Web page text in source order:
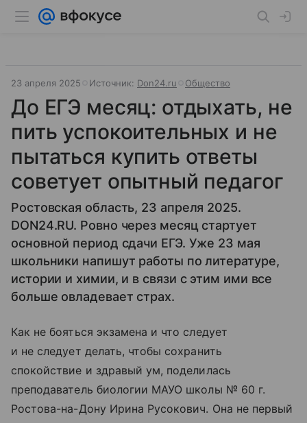
23 апреля 2025 Источник: Don24.ru Общество
До ЕГЭ месяц: отдыхать, не
пить успокоительных и не
пытаться купить ответы
советует опытный педагог
Ростовская область, 23 апреля 2025.
DON24.RU. Ровно через месяц стартует
основной период сдачи ЕГЭ. Уже 23 мая
школьники напишут работы по литературе,
истории и химии, и в связи с этим ими все
больше овладевает страх.
Как не бояться экзамена и что следует
и не следует делать, чтобы сохранить
спокойствие и здравый ум, поделилась
преподаватель биологии МАУО школы № 60 г.
Ростова-на-Дону Ирина Русокович. Она не первый